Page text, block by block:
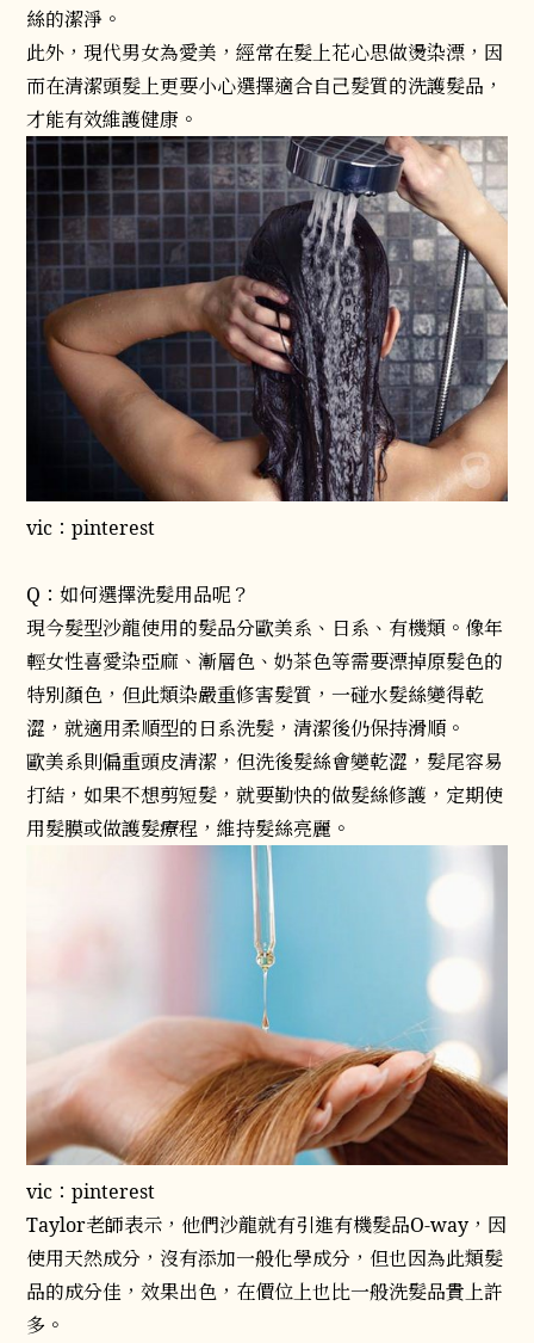
絲的潔淨。
此外，現代男女為愛美，經常在髮上花心思做燙染漂，因
而在清潔頭髮上更要小心選擇適合自己髮質的洗護髮品，
才能有效維護健康。
vic：pinterest
Q：如何選擇洗髮用品呢？
現今髮型沙龍使用的髮品分歐美系、日系、有機類。像年
輕女性喜愛染亞麻、漸層色、奶茶色等需要漂掉原髮色的
特別顏色，但此類染嚴重修害髮質，一碰水髮絲變得乾
澀，就適用柔順型的日系洗髮，清潔後仍保持滑順。
歐美系則偏重頭皮清潔，但洗後髮絲會變乾澀，髮尾容易
打結，如果不想剪短髮，就要勤快的做髮絲修護，定期使
用髮膜或做護髮療程，維持髮絲亮麗。
vic：pinterest
Taylor老師表示，他們沙龍就有引進有機髮品O-way，因
使用天然成分，沒有添加一般化學成分，但也因為此類髮
品的成分佳，效果出色，在價位上也比一般洗髮品貴上許
多。